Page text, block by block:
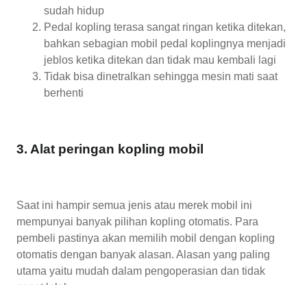
sudah hidup
Pedal kopling terasa sangat ringan ketika ditekan,
bahkan sebagian mobil pedal koplingnya menjadi
jeblos ketika ditekan dan tidak mau kembali lagi
Tidak bisa dinetralkan sehingga mesin mati saat
berhenti
3. Alat peringan kopling mobil
Saat ini hampir semua jenis atau merek mobil ini
mempunyai banyak pilihan kopling otomatis. Para
pembeli pastinya akan memilih mobil dengan kopling
otomatis dengan banyak alasan. Alasan yang paling
utama yaitu mudah dalam pengoperasian dan tidak